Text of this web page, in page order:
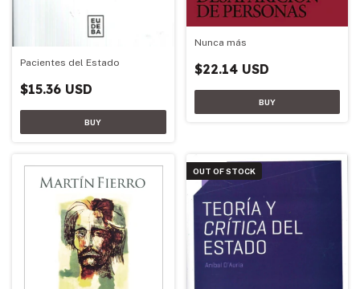
Pacientes del Estado
$15.36 USD
Nunca más
$22.14 USD
OUT OF STOCK